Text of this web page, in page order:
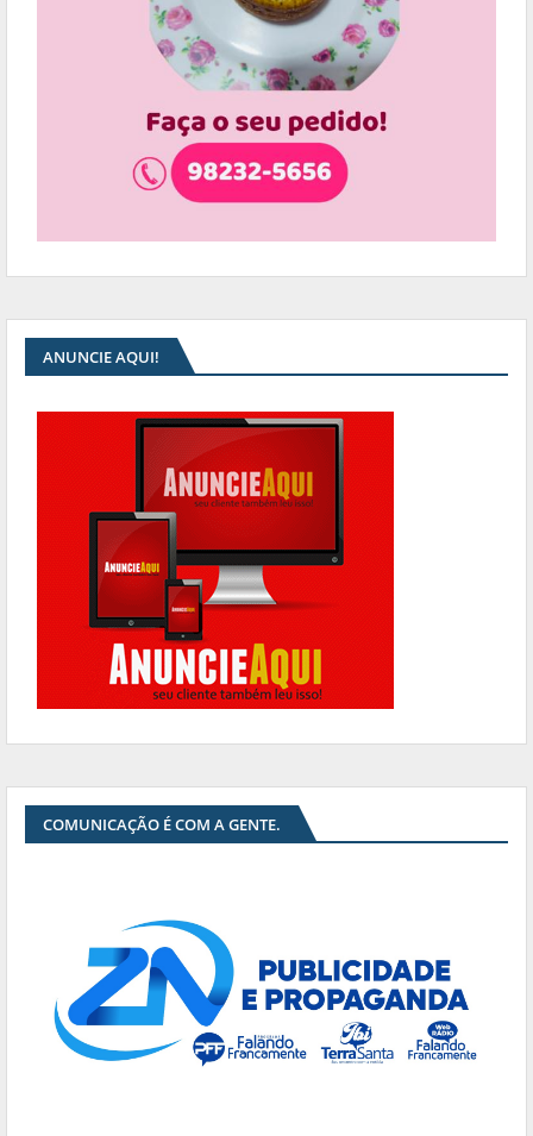
ANUNCIE AQUI!
COMUNICAÇÃO É COM A GENTE.